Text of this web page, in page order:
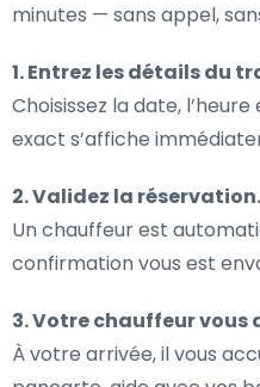
minutes — sans appel,
1. Entrez les détails du
Choisissez la date,
exact s’affiche
2. Validez la réservation.
Un chauffeur est
confirmation vous est
3. Votre chauffeur vous
À votre arrivée, il vous